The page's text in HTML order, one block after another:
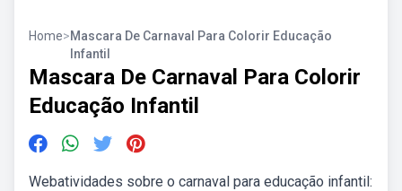
Home>Mascara De Carnaval Para Colorir Educação
Infantil
Mascara De Carnaval Para Colorir
Educação Infantil
Webatividades sobre o carnaval para educação infantil: